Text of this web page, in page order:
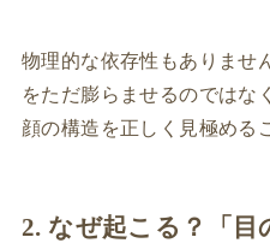
物理的な依存性もありませ
をただ膨らませるのではな
顔の構造を正しく見極める
2. なぜ起こる？「